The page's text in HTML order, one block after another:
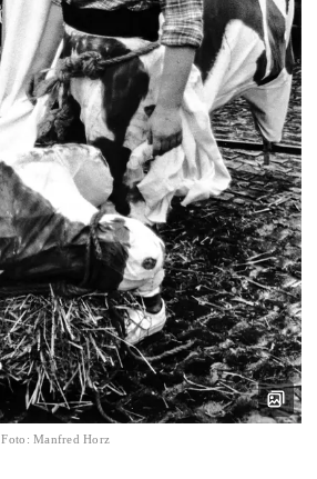
Foto : Manfred Horz